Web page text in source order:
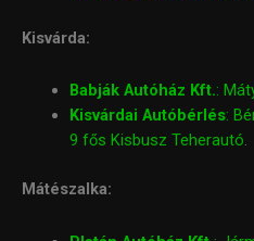
Kisvárda:
Babják Autóház Kft.:
Kisvárdai Autóbérlés:
9 fős Kisbusz Teherautó.
Mátészalka: